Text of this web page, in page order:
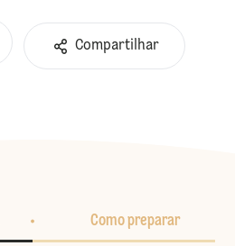
Compartilhar
Como preparar